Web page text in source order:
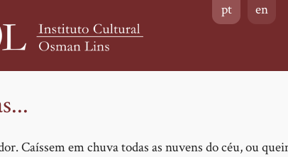
pt en
Caíssem em chuva todas as nuvens do céu, ou